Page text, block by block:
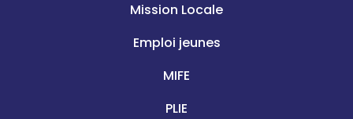
Mission Locale
Emploi jeunes
MIFE
PLIE